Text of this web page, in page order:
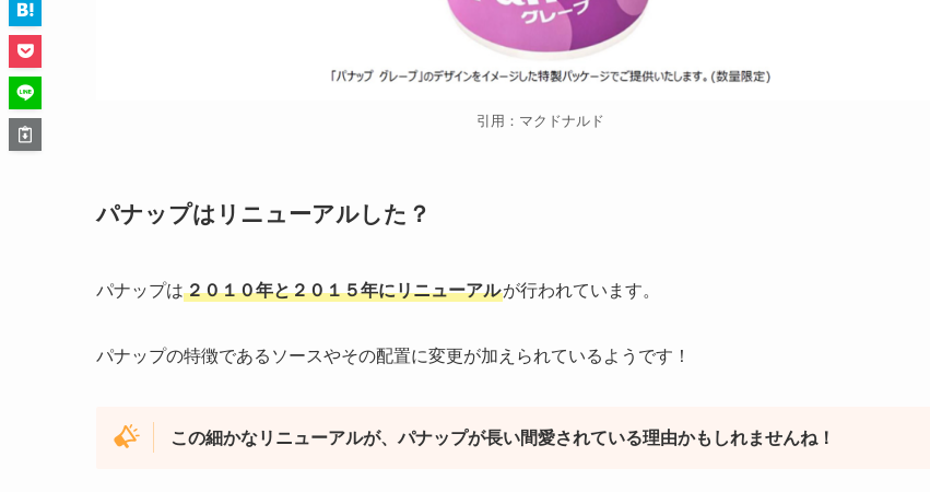
引用：マクドナルド
パナップはリニューアルした？
パナップは２０１０年と２０１５年にリニューアルが行われています。
パナップの特徴であるソースやその配置に変更が加えられているようです！
この細かなリニューアルが、パナップが長い間愛されている理由かもしれませんね！